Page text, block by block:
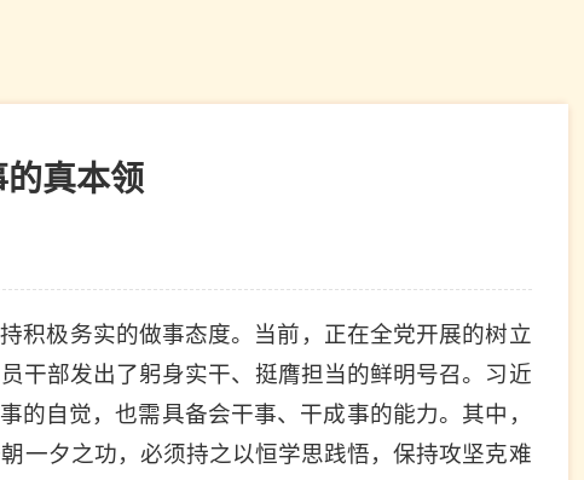
真本领
积极务实的做事态度。当前，正在全党开展的树立
干部发出了躬身实干、挺膺担当的鲜明号召。习近
的自觉，也需具备会干事、干成事的能力。其中，
一夕之功，必须持之以恒学思践悟，保持攻坚克难